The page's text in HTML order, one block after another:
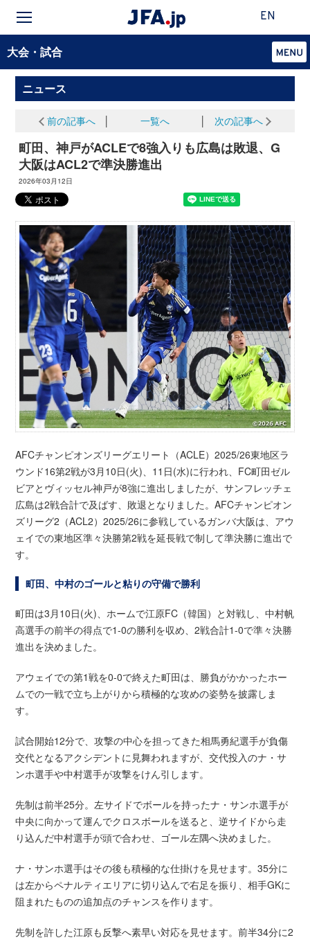
EN
大会・試合
ニュース
前の記事へ 一覧へ 次の記事へ
町田、神戸がACLEで8強入りも広島は敗退、G
大阪はACL2で準決勝進出
2026年03月12日
AFCチャンピオンズリーグエリート（ACLE）2025/26東地区ラ
ウンド16第2戦が3月10日(火)、11日(水)に行われ、FC町田ゼル
ビアとヴィッセル神戸が8強に進出しましたが、サンフレッチェ
広島は2戦合計で及ばす、敗退となりました。AFCチャンピオン
ズリーグ2（ACL2）2025/26に参戦しているガンバ大阪は、アウ
ェイでの東地区準々決勝第2戦を延長戦で制して準決勝に進出で
す。
町田、中村のゴールと粘りの守備で勝利
町田は3月10日(火)、ホームで江原FC（韓国）と対戦し、中村帆
高選手の前半の得点で1-0の勝利を収め、2戦合計1-0で準々決勝
進出を決めました。
アウェイでの第1戦を0-0で終えた町田は、勝負がかかったホー
ムでの一戦で立ち上がりから積極的な攻めの姿勢を披露しま
す。
試合開始12分で、攻撃の中心を担ってきた相馬勇紀選手が負傷
交代となるアクシデントに見舞われますが、交代投入のナ・サ
ンホ選手や中村選手が攻撃をけん引します。
先制は前半25分。左サイドでボールを持ったナ・サンホ選手が
中央に向かって運んでクロスボールを送ると、逆サイドから走
り込んだ中村選手が頭で合わせ、ゴール左隅へ決めました。
ナ・サンホ選手はその後も積極的な仕掛けを見せます。35分に
は左からペナルティエリアに切り込んで右足を振り、相手GKに
阻まれたものの追加点のチャンスを作ります。
先制を許した江原も反撃へ素早い対応を見せます。前半34分に2